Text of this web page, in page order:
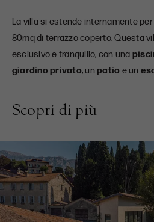
La villa si estende internamente
80mq di terrazzo coperto. Questa
esclusivo e tranquillo, con una
giardino privato, unpatio e un
Scopri di più